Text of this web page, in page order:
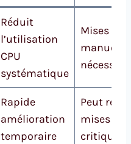
Réduit
l’utilisation
CPU
systématique
Mises à
Rapide
amélioration
temporaire
Peut
mises à
critique